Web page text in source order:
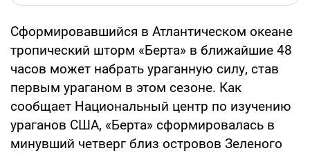
Сформировавшийся в Атлантическом океане
тропический шторм «Берта» в ближайшие 48
часов может набрать ураганную силу, став
первым ураганом в этом сезоне. Как
сообщает Национальный центр по изучению
ураганов США, «Берта» сформировалась в
минувший четверг близ островов Зеленого